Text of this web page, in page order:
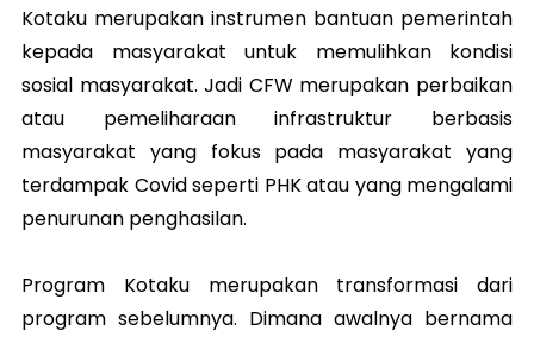
Kotaku merupakan instrumen bantuan pemerintah
kepada masyarakat untuk memulihkan kondisi
sosial masyarakat. Jadi CFW merupakan perbaikan
atau pemeliharaan infrastruktur berbasis
masyarakat yang fokus pada masyarakat yang
terdampak Covid seperti PHK atau yang mengalami
penurunan penghasilan.
Program Kotaku merupakan transformasi dari
program sebelumnya. Dimana awalnya bernama